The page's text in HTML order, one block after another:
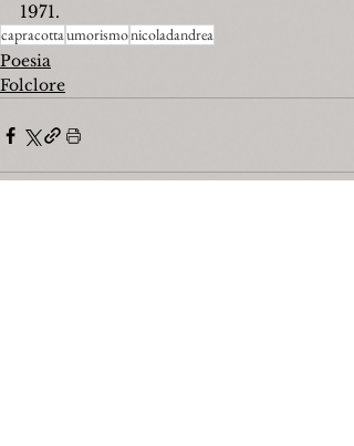
1971.
capracottaumorismonicoladandrea
Poesia
Folclore